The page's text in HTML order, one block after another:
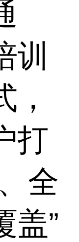
训
打
全
盖”